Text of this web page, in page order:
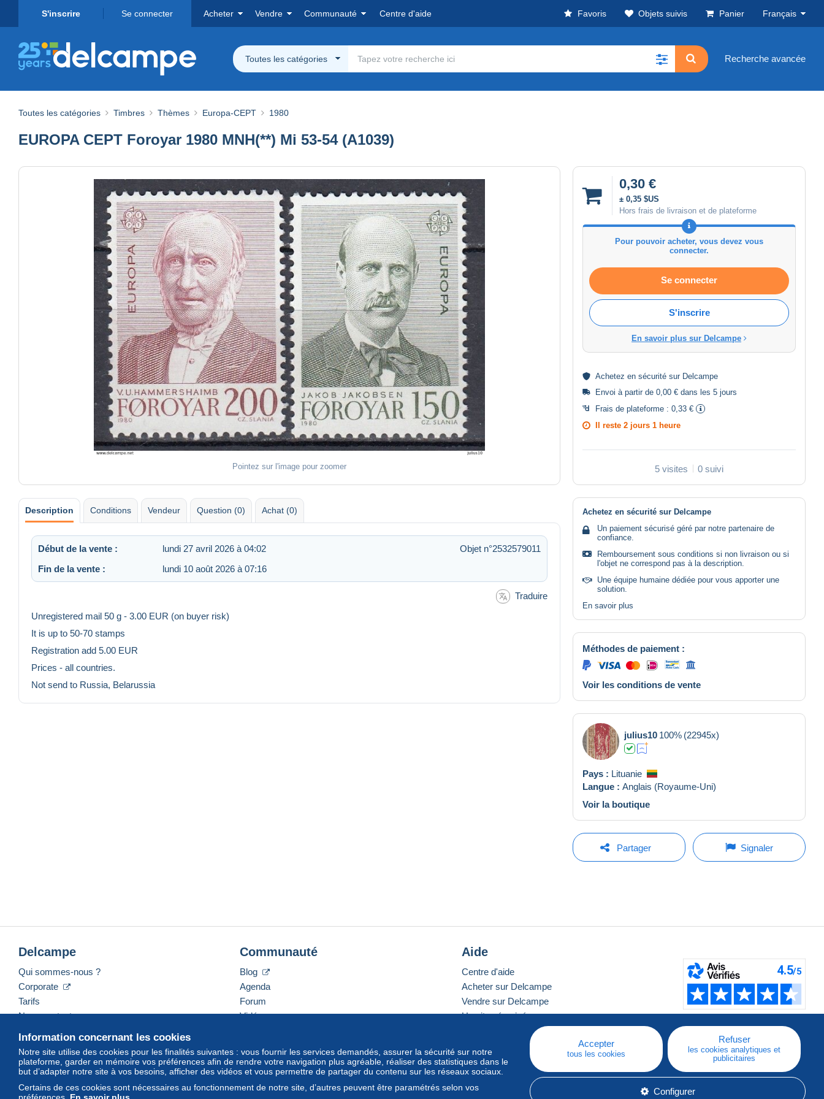
S'inscrire Se connecter Acheter Vendre Communauté Centre d'aide Favoris Objets suivis Panier Français
Toutes les catégories Recherche avancée
Toutes les catégories Timbres Thèmes Europa-CEPT 1980
EUROPA CEPT Foroyar 1980 MNH(**) Mi 53-54 (A1039)
Pointez sur l'image pour zoomer
0,30 €
± 0,35 $US
Hors frais de livraison et de plateforme
Pour pouvoir acheter, vous devez vous
connecter.
Se connecter
S'inscrire
En savoir plus sur Delcampe
Achetez en sécurité sur Delcampe
Envoi à partir de 0,00 € dans les 5 jours
Frais de plateforme : 0,33 €
Il reste 2 jours 1 heure
5 visites 0 suivi
Description Conditions Vendeur Question (0) Achat (0)
Début de la vente : lundi 27 avril 2026 à 04:02
Objet n°2532579011
Fin de la vente :
lundi 10 août 2026 à 07:16
Traduire
Unregistered mail 50 g - 3.00 EUR (on buyer risk)
It is up to 50-70 stamps
Registration add 5.00 EUR
Prices - all countries.
Not send to Russia, Belarussia
Achetez en sécurité sur Delcampe
Un paiement sécurisé géré par notre partenaire de
confiance.
Remboursement sous conditions si non livraison ou si
l'objet ne correspond pas à la description.
Une équipe humaine dédiée pour vous apporter une
solution.
En savoir plus
Méthodes de paiement :
Voir les conditions de vente
julius10 100% (22945x)
Pays : Lituanie
Langue : Anglais (Royaume-Uni)
Voir la boutique
Partager Signaler
Information concernant les cookies
Notre site utilise des cookies pour les finalités suivantes : vous fournir les services demandés, assurer la sécurité sur notre
plateforme, garder en mémoire vos préférences afin de rendre votre navigation plus agréable, réaliser des statistiques dans le
but d’adapter notre site à vos besoins, afficher des vidéos et vous permettre de partager du contenu sur les réseaux sociaux.
Certains de ces cookies sont nécessaires au fonctionnement de notre site, d’autres peuvent être paramétrés selon vos
préférences. En savoir plus
Accepter
tous les cookies
Refuser
les cookies analytiques et
publicitaires
Configurer
Delcampe
Qui sommes-nous ?
Corporate
Tarifs
Nous contacter
Communauté
Blog
Agenda
Forum
Vidéos
Aide
Centre d'aide
Acheter sur Delcampe
Vendre sur Delcampe
Un site sécurisé
Français USD America/Indiana/Vevay Mode standard